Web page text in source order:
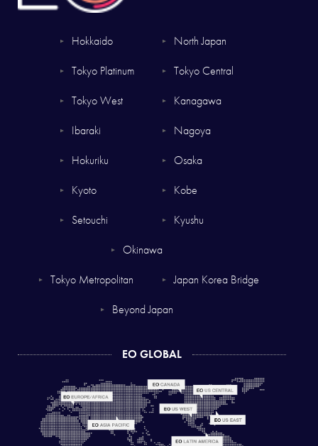
▼ Hokkaido ▼ North Japan
▼ Tokyo Platinum ▼ Tokyo Central
▼ Tokyo West ▼ Kanagawa
▼ Ibaraki ▼ Nagoya
▼ Hokuriku ▼ Osaka
▼ Kyoto ▼ Kobe
▼ Setouchi ▼ Kyushu
▼ Okinawa
▼ Tokyo Metropolitan ▼ Japan Korea Bridge
▼ Beyond Japan
EO GLOBAL